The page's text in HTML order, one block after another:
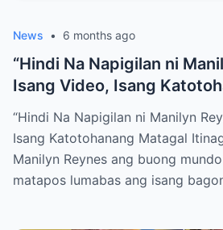
News • 6 months ago
“Hindi Na Napigilan ni
Isang Video, Isang
“Hindi Na Napigilan ni Manilyn
Isang Katotohanang Matagal
Manilyn Reynes ang buong
matapos lumabas ang isang